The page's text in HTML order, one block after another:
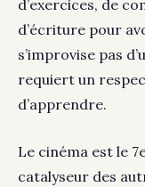
d’exercices, de
d’écriture pour
s’improvise pas
requiert un
d’apprendre.
Le cinéma est le
catalyseur des